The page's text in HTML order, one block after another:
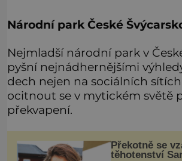
Národní park České
Nejmladší národní park v
pyšní nejnádhernějšími
dech nejen na sociálních
ocitnout se v mytickém světě
překvapení.
Překotně se
těhotenství